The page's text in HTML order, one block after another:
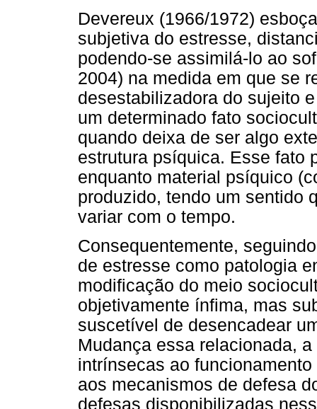
Devereux (1966/1972)
subjetiva do estresse,
podendo-se assimilá-lo ao
2004) na medida em que se
desestabilizadora do sujeito
um determinado fato
quando deixa de ser algo
estrutura psíquica. Esse fato
enquanto material psíquico
produzido, tendo um sentido
variar com o tempo.
Consequentemente,
de estresse como patologia
modificação do meio
objetivamente ínfima, mas
suscetível de desencadear
Mudança essa relacionada,
intrínsecas ao
aos mecanismos de defesa
defesas disponibilizadas